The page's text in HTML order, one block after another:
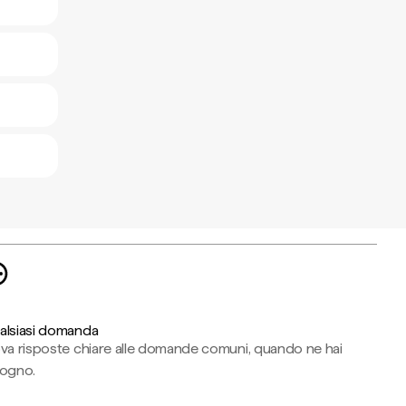
domanda
risposte chiare alle domande comuni, quando ne hai